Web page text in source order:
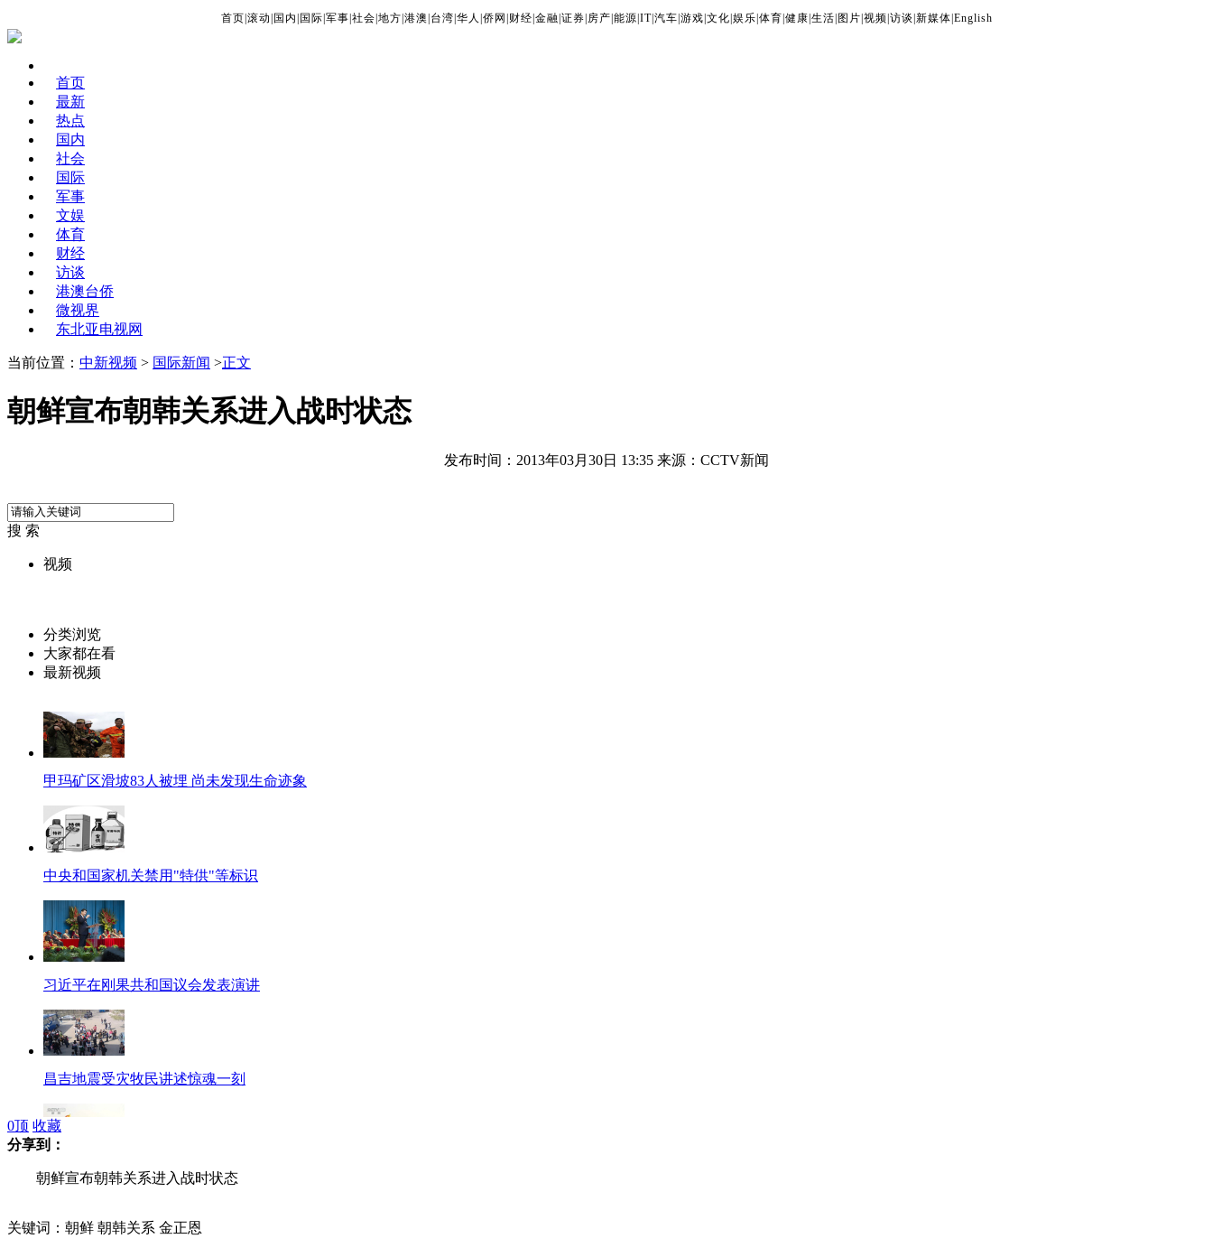
首页 滚动 国内 国际 军事 社会 地方 港澳 台湾 华人 侨网 财经 金融 证券 房产 能源 IT| 汽车 游戏 文化 娱乐 体育 健康 生活 图片 视频 访谈 新媒体 English
首页
最新
热点
国内
社会
国际
军事
文娱
体育
财经
访谈
港澳台侨
微视界
东北亚电视网
当前位置： 中新视频 > 国际新闻 >正文
朝鲜宣布朝韩关系进入战时状态
发布时间：2013年03月30日 13:35 来源：CCTV新闻
搜 索
视频
分类浏览
大家都在看
最新视频
甲玛矿区滑坡83人被埋 尚未发现生命迹象
中央和国家机关禁用"特供"等标识
习近平在刚果共和国议会发表演讲
昌吉地震受灾牧民讲述惊魂一刻
解放军首支女子特战连成建制成立
工商总局下月启动打击“傍名牌”行动
0顶 收藏
分享到：
朝鲜宣布朝韩关系进入战时状态
关键词：朝鲜 朝韩关系 金正恩